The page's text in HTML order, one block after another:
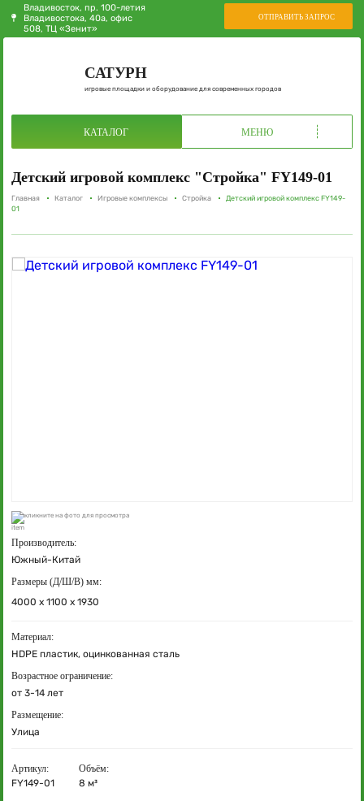
Владивосток, пр. 100-летия
Владивостока, 40а, офис
508, ТЦ «Зенит»
ОТПРАВИТЬ ЗАПРОС
САТУРН
игровые площадки и оборудование для современных городов
КАТАЛОГ МЕНЮ
Детский игровой комплекс "Стройка" FY149-01
Главная Каталог Игровые комплексы Стройка
Детский игровой комплекс FY149-
01
кликните на фото для просмотра
Производитель:
Южный-Китай
Размеры (Д/Ш/В) мм:
4000 х 1100 х 1930
Материал:
HDPE пластик, оцинкованная сталь
Возрастное ограничение:
от 3-14 лет
Размещение:
Улица
Артикул:
FY149-01
Объём:
8 м³